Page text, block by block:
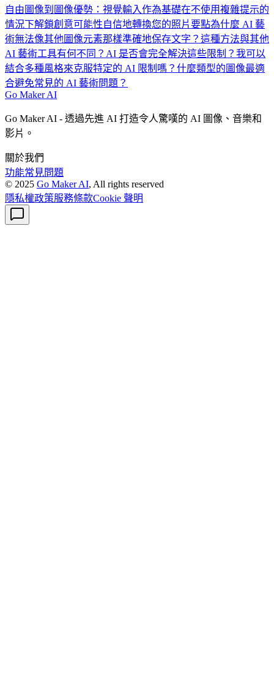
自由 圖像到圖像優勢：視覺輸入作為基礎在不使用複雜提示的
情況下解鎖創意可能性自信地轉換您的照片要點為什麼 AI 藝
術無法像其他圖像元素那樣準確地保存文字？ 這種方法與其他
AI 藝術工具有何不同？ AI 是否會完全解決這些限制？ 我可以
結合多種風格來克服特定的 AI 限制嗎？ 什麼類型的圖像最適
合避免常見的 AI 藝術問題？
Go Maker AI
Go Maker AI - 透過先進 AI 打造令人驚嘆的 AI 圖像、音樂和
影片。
關於我們
功能常見問題
© 2025 Go Maker AI, All rights reserved
隱私權政策服務條款Cookie 聲明